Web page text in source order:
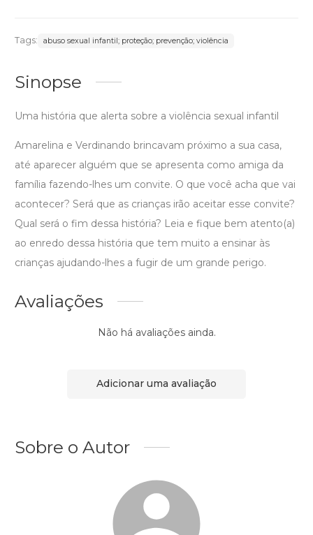
Tags: abuso sexual infantil; proteção; prevenção; violência
Sinopse
Uma história que alerta sobre a violência sexual infantil
Amarelina e Verdinando brincavam próximo a sua casa,
até aparecer alguém que se apresenta como amiga da
família fazendo-lhes um convite. O que você acha que vai
acontecer? Será que as crianças irão aceitar esse convite?
Qual será o fim dessa história? Leia e fique bem atento(a)
ao enredo dessa história que tem muito a ensinar às
crianças ajudando-lhes a fugir de um grande perigo.
Avaliações
Não há avaliações ainda.
Adicionar uma avaliação
Sobre o Autor